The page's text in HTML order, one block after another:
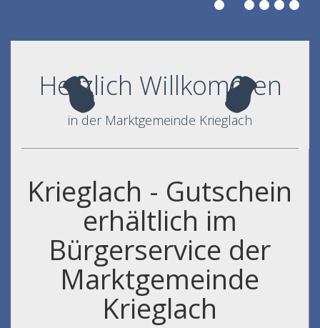
Herzlich Willkommen
in der Marktgemeinde Krieglach
Krieglach - Gutschein
erhältlich im
Bürgerservice der
Marktgemeinde
Krieglach